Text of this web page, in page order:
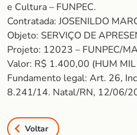
e Cultura – FUNPEC.
Contratada: JOSENILDO
Objeto: SERVIÇO DE
Projeto: 12023 – FUNPEC/
Valor: R$ 1.400,00 (HUM MIL
Fundamento legal: Art. 26,
8.241/14. Natal/RN, 12/06/
Voltar